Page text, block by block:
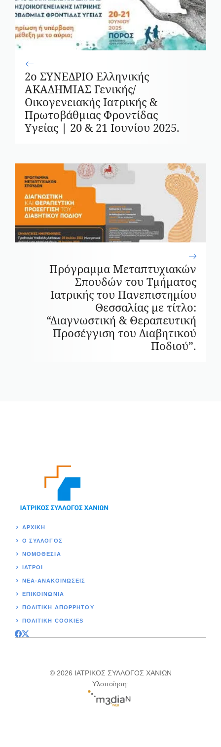
2ο ΣΥΝΕΔΡΙΟ Ελληνικής
ΑΚΑΔΗΜΙΑΣ Γενικής/
Οικογενειακής Ιατρικής &
Πρωτοβάθμιας Φροντίδας
Υγείας | 20 & 21 Ιουνίου 2025.
Πρόγραμμα Μεταπτυχιακών
Σπουδών του Τμήματος
Ιατρικής του Πανεπιστημίου
Θεσσαλίας με τίτλο:
“Διαγνωστική & Θεραπευτική
Προσέγγιση του Διαβητικού
Ποδιού”.
ΑΡΧΙΚΉ
Ο ΣΥΛΛΟΓΟΣ
ΝΟΜΟΘΕΣΊΑ
ΙΑΤΡΟΙ
ΝΕΑ-ΑΝΑΚΟΙΝΩΣΕΙΣ
ΕΠΙΚΟΙΝΩΝΊΑ
ΠΟΛΙΤΙΚΉ ΑΠΟΡΡΗΤΟΥ
ΠΟΛΙΤΙΚΗ COOKIES
© 2026 ΙΑΤΡΙΚΟΣ ΣΥΛΛΟΓΟΣ ΧΑΝΙΩΝ
Υλοποίηση: